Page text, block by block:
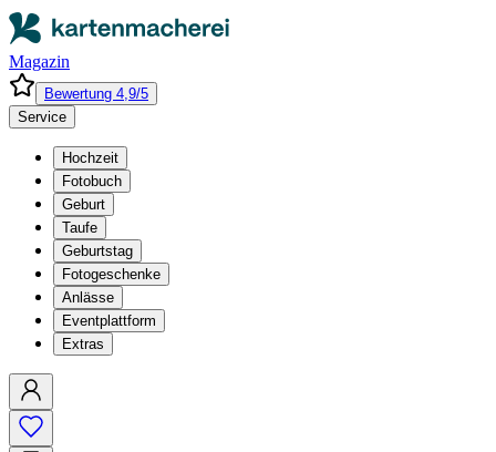
Magazin
Bewertung 4,9/5
Service
Hochzeit
Fotobuch
Geburt
Taufe
Geburtstag
Fotogeschenke
Anlässe
Eventplattform
Extras